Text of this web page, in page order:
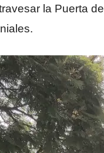
la Puerta